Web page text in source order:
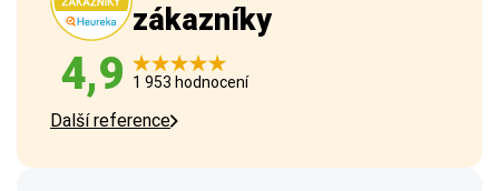
zákazníky
4,9 1 953 hodnocení
Další reference